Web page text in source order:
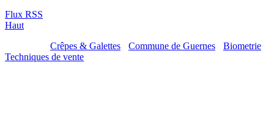
Flux RSS
Haut
Crêpes & Galettes Commune de Guernes Biometrie
Techniques de vente